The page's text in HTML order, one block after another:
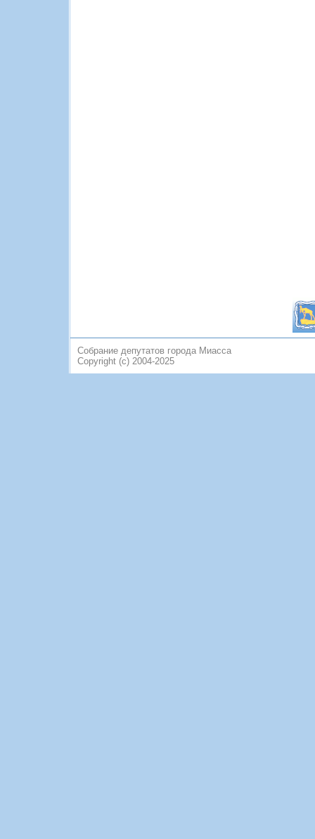
Собрание депутатов города Миасса
Copyright (c) 2004-2025